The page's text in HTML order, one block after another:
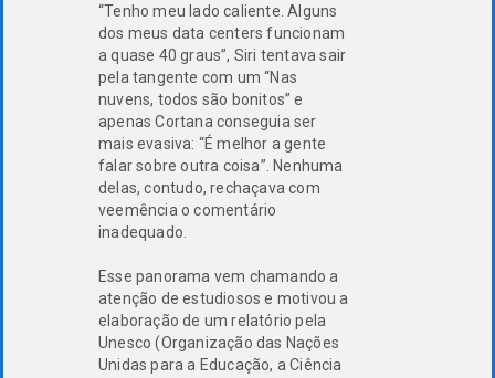
“Tenho meu lado caliente. Alguns
dos meus data centers funcionam
a quase 40 graus”, Siri tentava sair
pela tangente com um “Nas
nuvens, todos são bonitos” e
apenas Cortana conseguia ser
mais evasiva: “É melhor a gente
falar sobre outra coisa”. Nenhuma
delas, contudo, rechaçava com
veemência o comentário
inadequado.
Esse panorama vem chamando a
atenção de estudiosos e motivou a
elaboração de um relatório pela
Unesco (Organização das Nações
Unidas para a Educação, a Ciência